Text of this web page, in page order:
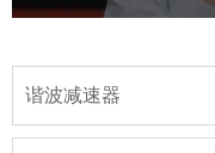
谐波减速器